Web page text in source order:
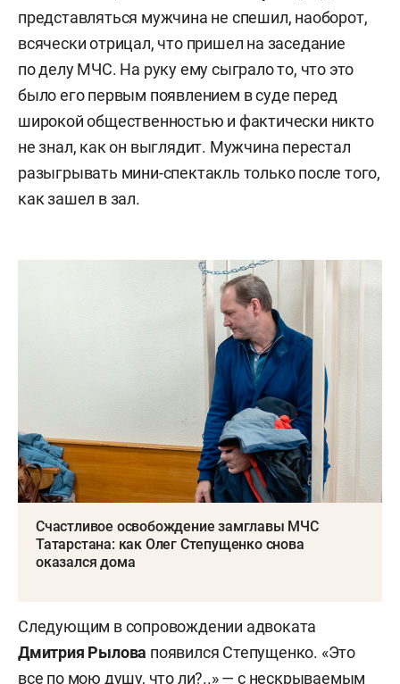
представляться мужчина не спешил, наоборот,
всячески отрицал, что пришел на заседание
по делу МЧС. На руку ему сыграло то, что это
было его первым появлением в суде перед
широкой общественностью и фактически никто
не знал, как он выглядит. Мужчина перестал
разыгрывать мини-спектакль только после того,
как зашел в зал.
Счастливое освобождение замглавы МЧС
Татарстана: как Олег Степущенко снова
оказался дома
Следующим в сопровождении адвоката
Дмитрия Рылова появился Степущенко. «Это
все по мою душу, что ли?..» — с нескрываемым